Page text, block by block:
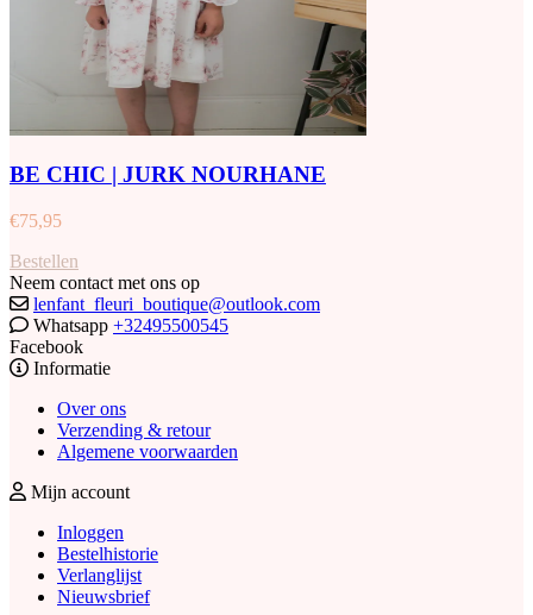
BE CHIC | JURK NOURHANE
€75,95
Bestellen
Neem contact met ons op
lenfant_fleuri_boutique@outlook.com
Whatsapp +32495500545
Facebook
Informatie
Over ons
Verzending & retour
Algemene voorwaarden
Mijn account
Inloggen
Bestelhistorie
Verlanglijst
Nieuwsbrief